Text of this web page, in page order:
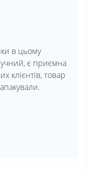
в цьому
є приємна
клієнтів, товар